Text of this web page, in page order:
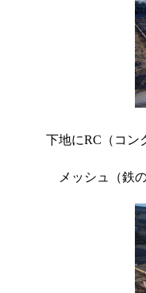
下地にRC（コンク
メッシュ（鉄の格